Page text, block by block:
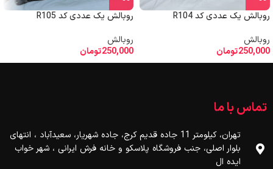
روبالش یک عددی کد R104
روبالش
250,000تومان
روبالش یک عددی کد R105
روبالش
250,000تومان
تماس با ما
تهران، کیلومتر 11 جاده قدیم کرج، جاده شهریار، سعیدآباد ، انتهای
بلوار اصلی، جنب فروشگاه پلاسکو و خانه فرش ایرانی ، شهر خواب
ایده ال